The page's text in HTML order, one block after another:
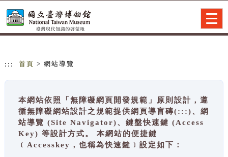
::: 首頁 > 網站導覽
本網站依照「無障礙網頁開發規範」原則設計，遵
循無障礙網站設計之規範提供網頁導盲磚(:::)、網
站導覽 (Site Navigator)、鍵盤快速鍵 (Access
Key) 等設計方式。 本網站的便捷鍵
﹝Accesskey，也稱為快速鍵﹞設定如下：